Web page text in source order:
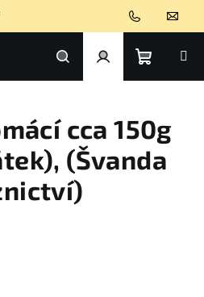
Hledat PřihlášeníNákupní
košík
cca 150g
(Švanda